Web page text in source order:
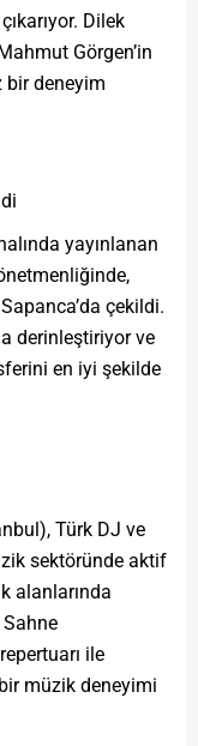
Dilek
Görgen’in
bir deneyim
yayınlanan
çekildi.
derinleştiriyor ve
en iyi şekilde
Türk DJ ve
sektöründe aktif
alanlarında
Sahne
ile
müzik deneyimi